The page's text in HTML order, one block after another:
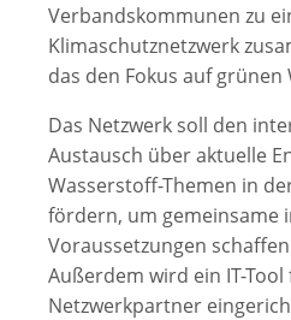
Verbandskommunen zu
Klimaschutznetzwerk
das den Fokus auf
Das Netzwerk soll den
Austausch über aktuelle
Wasserstoff-Themen in
fördern, um gemeinsame
Voraussetzungen
Außerdem wird ein IT-Tool
Netzwerkpartner